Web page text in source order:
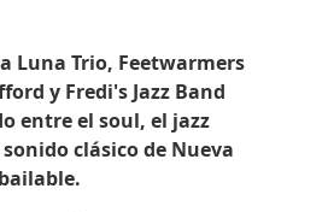
Luna Trio, Feetwarmers
y Fredi's Jazz Band
entre el soul, el jazz
clásico de Nueva